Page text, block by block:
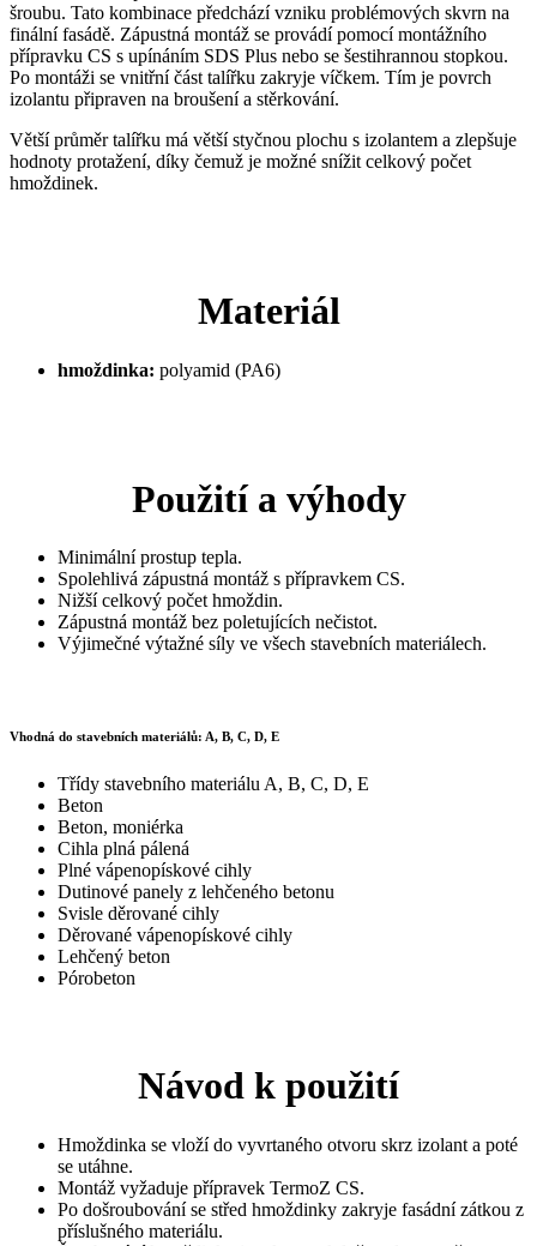
šroubu. Tato kombinace předchází vzniku problémových skvrn na
finální fasádě. Zápustná montáž se provádí pomocí montážního
přípravku CS s upínáním SDS Plus nebo se šestihrannou stopkou.
Po montáži se vnitřní část talířku zakryje víčkem. Tím je povrch
izolantu připraven na broušení a stěrkování.
Větší průměr talířku má větší styčnou plochu s izolantem a zlepšuje
hodnoty protažení, díky čemuž je možné snížit celkový počet
hmoždinek.
Materiál
hmoždinka: polyamid (PA6)
Použití a výhody
Minimální prostup tepla.
Spolehlivá zápustná montáž s přípravkem CS.
Nižší celkový počet hmoždin.
Zápustná montáž bez poletujících nečistot.
Výjimečné výtažné síly ve všech stavebních materiálech.
Vhodná do stavebních materiálů: A, B, C, D, E
Třídy stavebního materiálu A, B, C, D, E
Beton
Beton, moniérka
Cihla plná pálená
Plné vápenopískové cihly
Dutinové panely z lehčeného betonu
Svisle děrované cihly
Děrované vápenopískové cihly
Lehčený beton
Pórobeton
Návod k použití
Hmoždinka se vloží do vyvrtaného otvoru skrz izolant a poté
se utáhne.
Montáž vyžaduje přípravek TermoZ CS.
Po došroubování se střed hmoždinky zakryje fasádní zátkou z
příslušného materiálu.